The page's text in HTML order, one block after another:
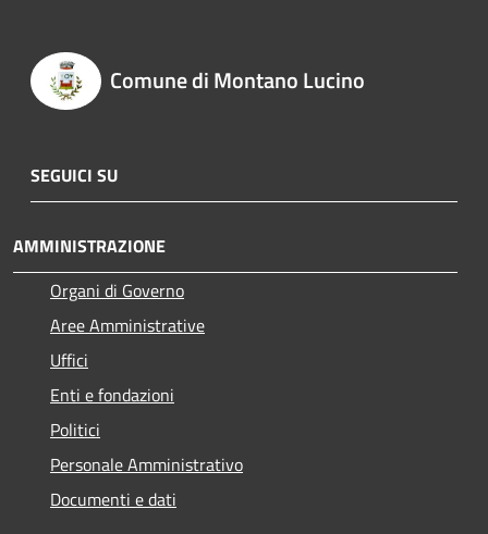
Comune di Montano Lucino
SEGUICI SU
AMMINISTRAZIONE
Organi di Governo
Aree Amministrative
Uffici
Enti e fondazioni
Politici
Personale Amministrativo
Documenti e dati